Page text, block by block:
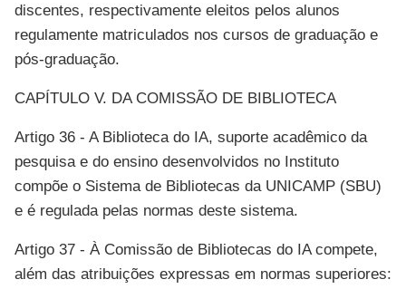
discentes, respectivamente eleitos pelos alunos
regulamente matriculados nos cursos de graduação e
pós-graduação.
CAPÍTULO V. DA COMISSÃO DE BIBLIOTECA
Artigo 36 - A Biblioteca do IA, suporte acadêmico da
pesquisa e do ensino desenvolvidos no Instituto
compõe o Sistema de Bibliotecas da UNICAMP (SBU)
e é regulada pelas normas deste sistema.
Artigo 37 - À Comissão de Bibliotecas do IA compete,
além das atribuições expressas em normas superiores: